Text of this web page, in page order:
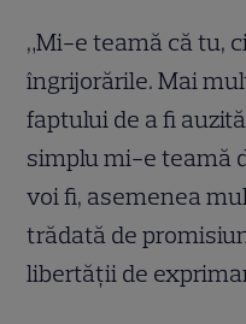
„Mi-e teamă că tu,
îngrijorările. Mai
faptului de a fi
simplu mi-e teamă
voi fi, asemenea
trădată de
libertății de